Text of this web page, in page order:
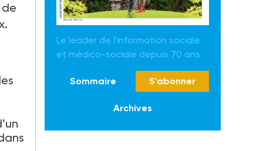
de
Le leader de l'information sociale
et médico-sociale depuis 70 ans
Sommaire S'abonner
Archives